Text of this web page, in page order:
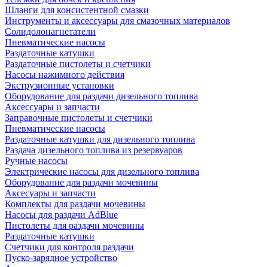
Шланги для консистентной смазки
Инструменты и аксессуары для смазочных материалов
Солидолонагнетатели
Пневматические насосы
Раздаточные катушки
Раздаточные пистолеты и счетчики
Насосы нажимного действия
Экструзионные установки
Оборудование для раздачи дизельного топлива
Аксессуары и запчасти
Заправочные пистолеты и счетчики
Пневматические насосы
Раздаточные катушки для дизельного топлива
Раздача дизельного топлива из резервуаров
Ручные насосы
Электрические насосы для дизельного топлива
Оборудование для раздачи мочевины
Аксесуары и запчасти
Комплекты для раздачи мочевины
Насосы для раздачи AdBlue
Пистолеты для раздачи мочевины
Раздаточные катушки
Счетчики для контроля раздачи
Пуско-зарядное устройство